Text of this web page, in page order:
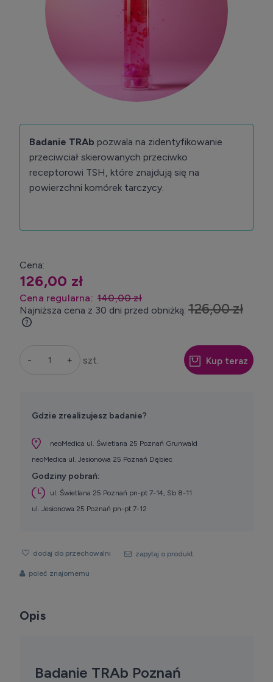
Badanie TRAb pozwala na zidentyfikowanie
przeciwciał skierowanych przeciwko
receptorowi TSH, które znajdują się na
powierzchni komórek tarczycy.
Cena:
126,00 zł
Cena regularna: 140,00 zł
Najniższa cena z 30 dni przed obniżką: 126,00 zł
momentu, kiedy produkt pojawił się w
+
- szt. Kup teraz
Gdzie zrealizujesz badanie?
neoMedica ul. Świetlana 25 Poznań Grunwald
neoMedica ul. Jesionowa 25 Poznań Dębiec
Godziny pobrań:
ul. Świetlana 25 Poznań pn-pt 7-14, Sb 8-11
ul. Jesionowa 25 Poznań pn-pt 7-12
dodaj do przechowalni zapytaj o produkt
poleć znajomemu
Opis
Badanie TRAb Poznań